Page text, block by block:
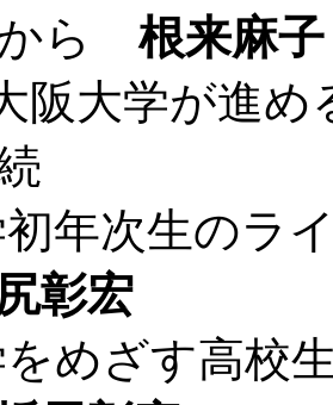
から根来麻子
大学が進め
年次生のラ
彰宏
めざす高校